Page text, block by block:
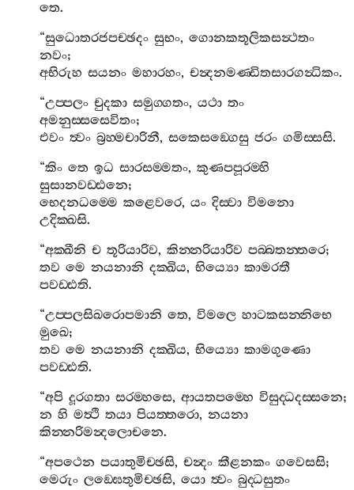
තෙ.
“සුධොතරජපච‍්ඡදං සුභං,ගොනකතූලිකසන්‍ථතං
නවං;
අභිරුහ සයනං මහාරහං,චන්‍දනමණ‍්ඩිතසාරගන්‍ධිකං.
“උප‍්පලං චුදකා සමුග‍්ගතං,යථා තං
අමනුස‍්සසෙවිතං;
එවං ත්‍වං බ්‍රහ‍්මචාරිනී,සකෙසඞ‍්ගෙසු ජරං ගමිස‍්සසි.
“කිං තෙ ඉධ සාරසම‍්මතං,කුණපපූරම‍්හි
සුසානවඩ‍්ඪනෙ;
භෙදනධම‍්මෙ කළෙවරෙ,යං දිස‍්වා විමනො
උදික‍්ඛසි.
“අක‍්ඛීනි ච තූරියාරිව,කින‍්නරියාරිව පබ‍්බතන‍්තරෙ;
තව මෙ නයනානි දක‍්ඛිය,භිය්‍යො කාමරතී
පවඩ‍්ඪති.
“උප‍්පලසිඛරොපමානි තෙ,විමලෙ හාටකසන‍්නිභෙ
මුඛෙ;
තව මෙ නයනානි දක‍්ඛිය,භිය්‍යො කාමගුණො
පවඩ‍්ඪති.
“අපි දූරගතා සරම‍්හසෙ,ආයතපම‍්හෙ විසුද‍්ධදස‍්සනෙ;
න හි මත්‍ථි තයා පියත‍්තරො,නයනා
කින‍්නරිමන්‍දලොචනෙ.
“අපථෙන පයාතුමිච‍්ඡසි,චන්‍දං කීළනකං ගවෙසසි;
මෙරුං ලඞ‍්ඝෙතුමිච‍්ඡසි,යො ත්‍වං බුද‍්ධසුතං